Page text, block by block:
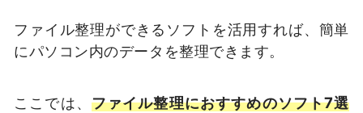
ファイル整理ができるソフトを活用すれば、簡単
にパソコン内のデータを整理できます。
ここでは、 ファイル整理におすすめのソフト7選